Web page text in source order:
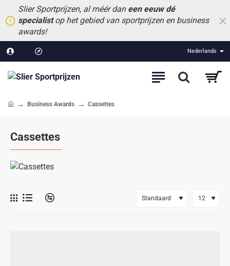
Slier Sportprijzen, al méér dan een eeuw dé
specialistop het gebied van sportprijzen en business
awards!
Nederlands
Cassettes
Business Awards Cassettes